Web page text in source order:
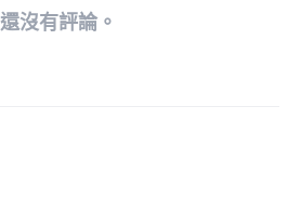
還沒有評論。